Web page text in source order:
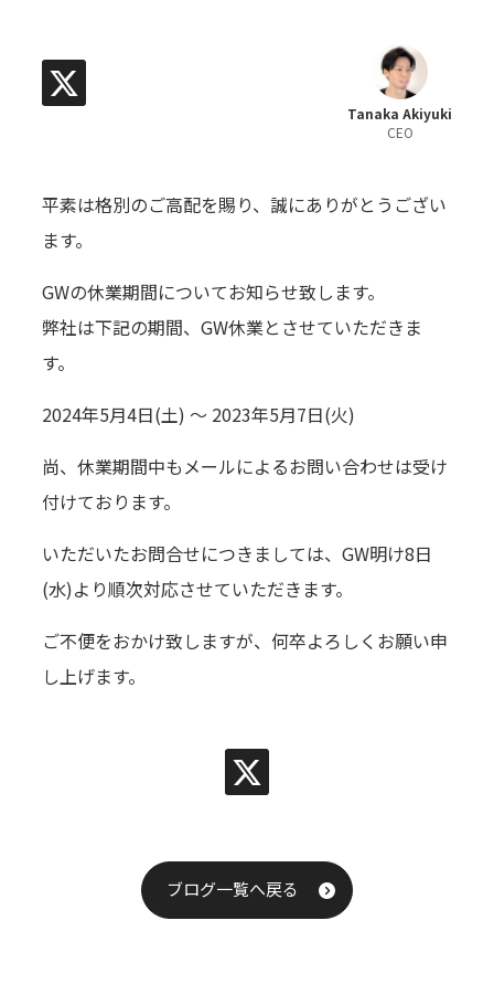
Tanaka Akiyuki
CEO
平素は格別のご高配を賜り、誠にありがとうござい
ます。
GWの休業期間についてお知らせ致します。
弊社は下記の期間、GW休業とさせていただきま
す。
2024年5月4日(土) 〜 2023年5月7日(火)
尚、休業期間中もメールによるお問い合わせは受け
付けております。
いただいたお問合せにつきましては、GW明け8日
(水)より順次対応させていただきます。
ご不便をおかけ致しますが、何卒よろしくお願い申
し上げます。
ブログ一覧へ戻る